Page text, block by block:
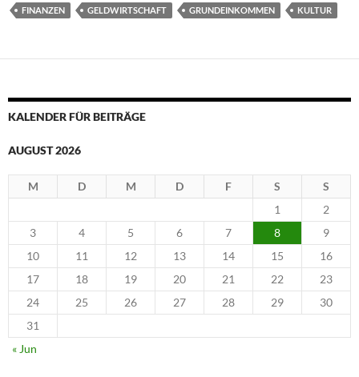
FINANZEN GELDWIRTSCHAFT GRUNDEINKOMMEN KULTUR
KALENDER FÜR BEITRÄGE
AUGUST 2026
M D M D F S
S
1
2
3
4 5 6 7 8
9
10
11 12 13 14 15
16
17
18 19 20 21 22
23
24
25 26 27 28 29
30
31
« Jun